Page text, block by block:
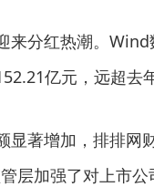
来分红热潮。
亿元，远超去
显著增加，排排网
层加强了对上市